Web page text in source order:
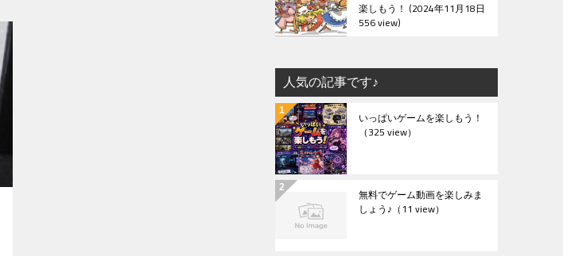
楽しもう！ 2024年11月18日
556 view
人気の記事です♪
いっぱいゲームを楽しもう！
（325 view）
無料でゲーム動画を楽しみま
しょう♪ （11 view）